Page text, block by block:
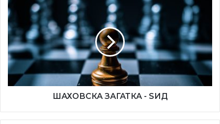
Пред почетокот на претставата, публиката ја поздрави
директорот на манифестацијата ,,Европска ноќ на
театарот“ Пеѓа Милојевиќ, кој им посака добредојде на
гостите од Тетово и го честита роденденот на
здружението ,,Македониум“. Вечерта ја посвети на
глумиште Мето Јовановски, за кого е одржана и минута
молчење.
ШАХОВСКА
ЗАГАТКА
-
SИД
ШАХОВСКА ЗАГАТКА - SИД